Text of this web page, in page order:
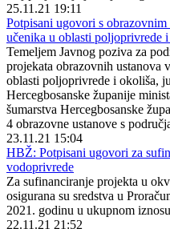
25.11.21 19:11
Potpisani ugovori s
učenika u oblasti poljoprivrede
Temeljem Javnog poziva za
projekata obrazovnih ustanova
oblasti poljoprivrede i okoliša,
Hercegbosanske županije
šumarstva Hercegbosanske
4 obrazovne ustanove s
23.11.21 15:04
HBŽ: Potpisani ugovori za
vodoprivrede
Za sufinanciranje projekta u
osigurana su sredstva u
2021. godinu u ukupnom
22.11.21 21:52